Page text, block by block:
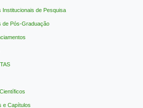
Institucionais de Pesquisa
de Pós-Graduação
e Capítulos